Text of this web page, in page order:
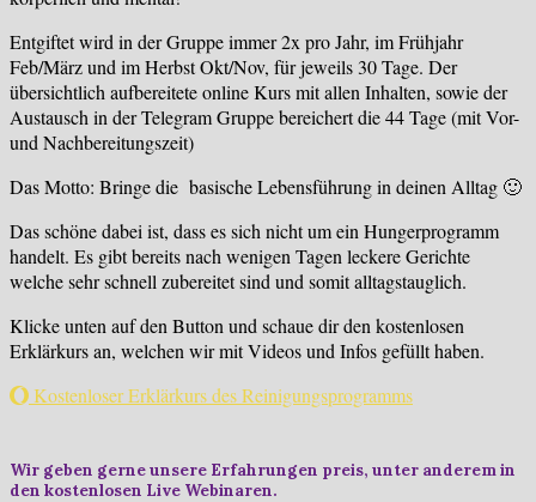
Entgiftet wird in der Gruppe immer 2x pro Jahr, im Frühjahr
Feb/März und im Herbst Okt/Nov, für jeweils 30 Tage. Der
übersichtlich aufbereitete online Kurs mit allen Inhalten, sowie der
Austausch in der Telegram Gruppe bereichert die 44 Tage (mit Vor-
und Nachbereitungszeit)
Das Motto: Bringe die basische Lebensführung in deinen Alltag 🙂
Das schöne dabei ist, dass es sich nicht um ein Hungerprogramm
handelt. Es gibt bereits nach wenigen Tagen leckere Gerichte
welche sehr schnell zubereitet sind und somit alltagstauglich.
Klicke unten auf den Button und schaue dir den kostenlosen
Erklärkurs an, welchen wir mit Videos und Infos gefüllt haben.
Kostenloser Erklärkurs des Reinigungsprogramms
Wir geben gerne unsere Erfahrungen preis, unter anderem in
den kostenlosen Live Webinaren.